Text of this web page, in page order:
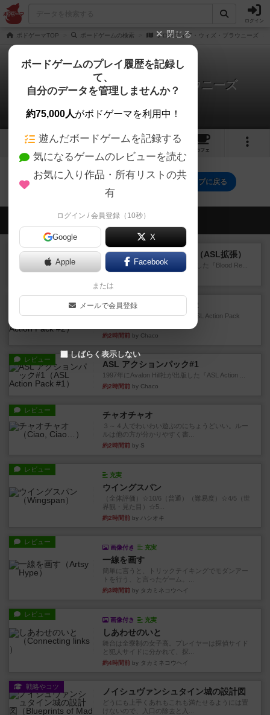
ログイン
ボドゲーマTOP ボードゲームの検索 フロンティア・ウィズ・ブラウニーズ
フロンティア・ウィズ・ブラウニーズ
0件のルール/インスト
6 2 5
カフェ
フロンティア・ウィズ・ブラウニーズのトップに戻る
会員の新しい投稿
レビュー
ブラッドリーフ：タラワ（ASL拡張）
1996年にHeat of Battle社が出版した『Blood Re...
ASL アクションパック#2
1999年にMMP社が出版した『ASL Action Pack
約2時間前 by Chaco
レビュー ASL アクションパック#1
1997年にAvalon Hill社が出版した『ASL Action ...
約2時間前 by Chaco
レビュー チャオチャオ
３～４人でわいわい遊ぶのにちょうどいい。ルー
ルは他の方が分かりやすく書...
約2時間前 by S
レビュー
充実
ウイングスパン
（全体評価）☆10/6（普通）（難易度）☆4/5（世
界観・見た目）☆5...
約2時間前 by ハシオキ
レビュー
画像付き 充実
一線を画す
簡単に言うと、トリックテイキングでモダンアー
トを行う、と言ったゲーム。...
約3時間前 by タカミネコウヘイ
レビュー
画像付き 充実
しあわせのいと
舞台は全寮制の女子高。プレイヤーは探偵サイド
と犯人サイドに分かれて、探...
約4時間前 by タカミネコウヘイ
戦略やコツ ノイシュヴァンシュタイン城の設計図
どうにも上手くあれもこれも満たせるようには置
けないので、入口の除去と入...
閉じる
ボードゲームのプレイ履歴を記録し
て、
自分のデータを管理しませんか？
約75,000人がボドゲーマを利用中！
遊んだボードゲームを記録する
気になるゲームのレビューを読む
お気に入り作品・所有リストの共
有
ログイン / 会員登録（10秒）
Google X
Apple Facebook
または
メールで会員登録
しばらく表示しない